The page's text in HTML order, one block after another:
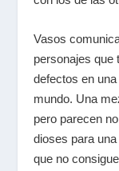
Vasos
personajes que
defectos en
mundo. Una
pero parecen
dioses para
que no